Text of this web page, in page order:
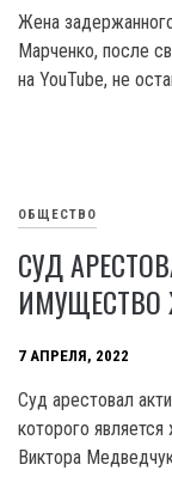
Жена
Марченко, после
на YouTube, не
ОБЩЕСТВО
СУД
7 АПРЕЛЯ, 2022
Суд арестовал
которого
Виктора